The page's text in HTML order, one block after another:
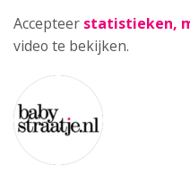
Accepteer statistieken,
video te bekijken.